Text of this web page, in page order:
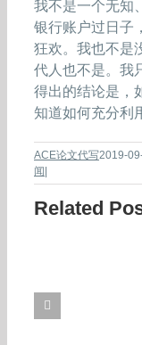
我不是一个无知
银行账户过日子
狂欢。我也不是
代人也不是。我
得出的结论是，
知道如何充分利
ACE论文代写2019-
闻|
Related